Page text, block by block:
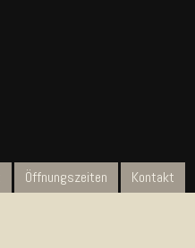
Öffnungszeiten Kontakt